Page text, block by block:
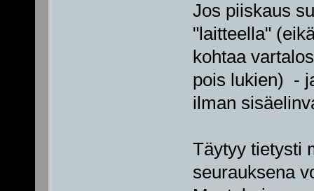
Jos piiskaus
"laitteella"
kohtaa
pois lukien) -
ilman
Täytyy tietysti
seurauksena